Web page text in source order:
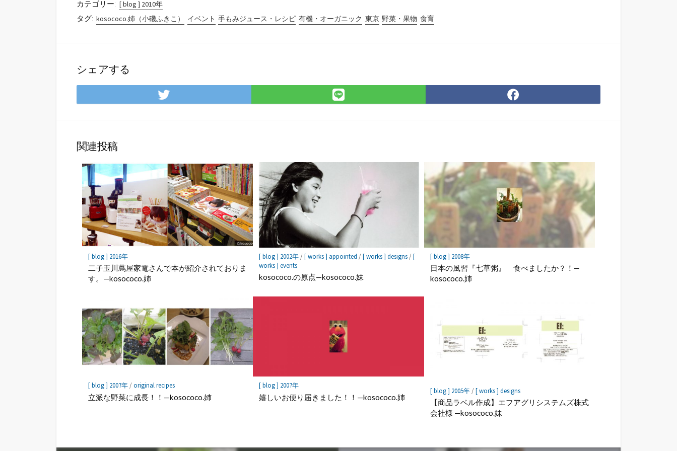
カテゴリー: [ blog ] 2010年
タグ: kosococo.姉（小磯ふきこ） イベント 手もみジュース・レシピ 有機・オーガニック 東京 野菜・果物 食育
シェアする
Twitter
で
LINE
で
Facebook
で
関連投稿
[ blog ] 2016年
二子玉川蔦屋家電さんで本が紹介されておりま
す。—kosococo.姉
[ blog ] 2002年/[ works ] appointed /[ works ] designs/[
works ] events
kosococo.の原点—kosococo.妹
[ blog ] 2008年
日本の風習『七草粥』 食べましたか？！—
kosococo.姉
[ blog ] 2007年/original recipes
立派な野菜に成長！！—kosococo.姉
[ blog ] 2007年
嬉しいお便り届きました！！—kosococo.姉
[ blog ] 2005年/[ works ] designs
【商品ラベル作成】エフアグリシステムズ株式
会社様 —kosococo.妹